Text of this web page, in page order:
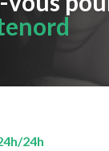
24h